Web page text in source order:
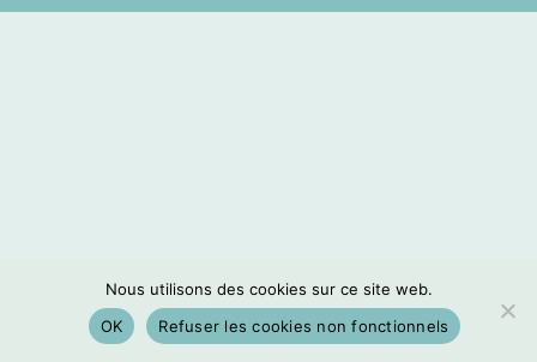
Nous utilisons des cookies sur ce site web.
OK
Refuser les cookies non fonctionnels